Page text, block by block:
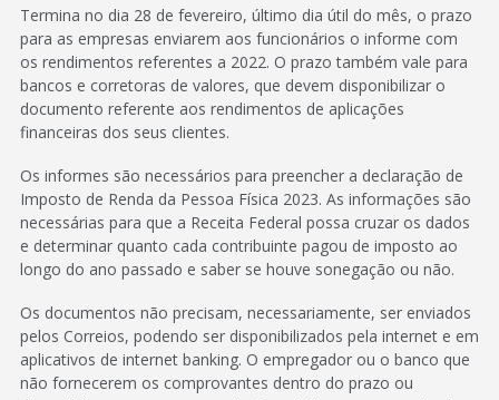
Termina no dia 28 de fevereiro, último dia útil do mês, o prazo
para as empresas enviarem aos funcionários o informe com
os rendimentos referentes a 2022. O prazo também vale para
bancos e corretoras de valores, que devem disponibilizar o
documento referente aos rendimentos de aplicações
financeiras dos seus clientes.
Os informes são necessários para preencher a declaração de
Imposto de Renda da Pessoa Física 2023. As informações são
necessárias para que a Receita Federal possa cruzar os dados
e determinar quanto cada contribuinte pagou de imposto ao
longo do ano passado e saber se houve sonegação ou não.
Os documentos não precisam, necessariamente, ser enviados
pelos Correios, podendo ser disponibilizados pela internet e em
aplicativos de internet banking. O empregador ou o banco que
não fornecerem os comprovantes dentro do prazo ou